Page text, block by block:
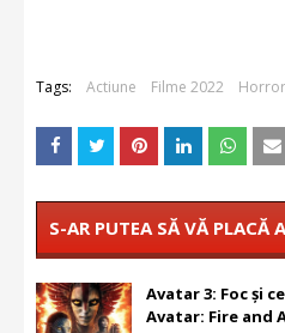
Tags: Actiune Filme 2022 Horror
S-AR PUTEA SĂ VĂ PLACĂ
Avatar 3: Foc și
Avatar: Fire and